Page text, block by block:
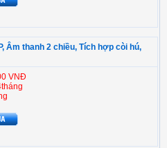
Âm thanh 2 chiều, Tích hợp còi hú,
VNĐ